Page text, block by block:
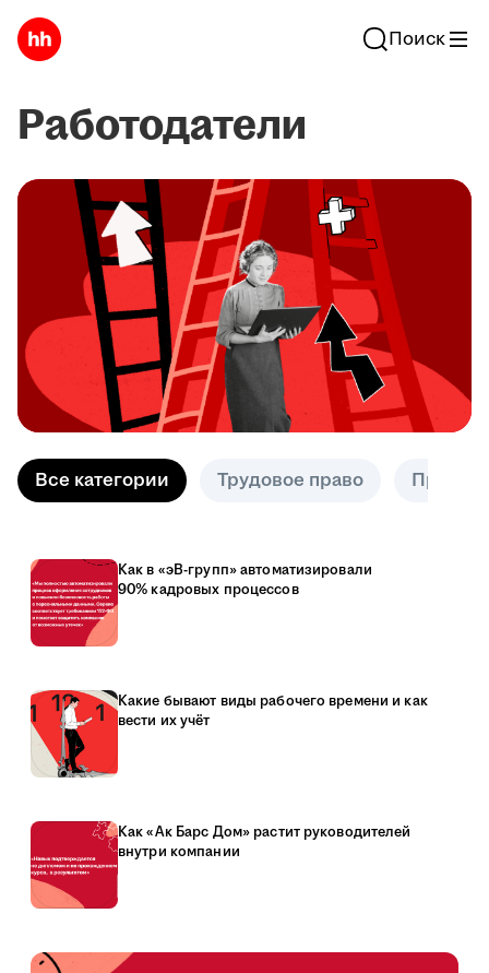
Поиск
Работодатели
Все категории Трудовое право
Как в «эВ-групп» автоматизировали
90% кадровых процессов
Какие бывают виды рабочего времени и как
вести их учёт
Как «Ак Барс Дом» растит руководителей
внутри компании